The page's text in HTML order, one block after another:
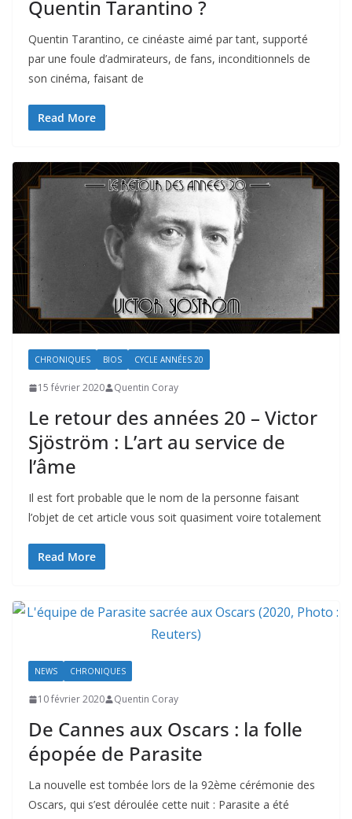
Quentin Tarantino ?
Quentin Tarantino, ce cinéaste aimé par tant, supporté
par une foule d’admirateurs, de fans, inconditionnels de
son cinéma, faisant de
Read More
CHRONIQUES BIOS CYCLE ANNÉES 20
15 février 2020 Quentin Coray
Le retour des années 20 – Victor
Sjöström : L’art au service de
l’âme
Il est fort probable que le nom de la personne faisant
l’objet de cet article vous soit quasiment voire totalement
Read More
NEWS CHRONIQUES
10 février 2020 Quentin Coray
De Cannes aux Oscars : la folle
épopée de Parasite
La nouvelle est tombée lors de la 92ème cérémonie des
Oscars, qui s’est déroulée cette nuit : Parasite a été